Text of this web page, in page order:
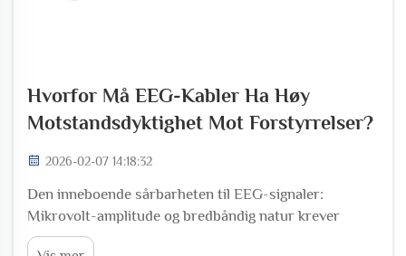
Hvorfor Må EEG-Kabler Ha Høy
Motstandsdyktighet Mot Forstyrrelser?
2026-02-07 14:18:32
Den inneboende sårbarheten til EEG-signaler:
Mikrovolt-amplitude og bredbåndig natur krever
eksepsjonell signalkvalitet. EEG-signaler arbeider på